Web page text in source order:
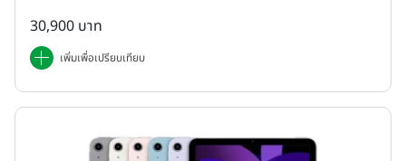
30,900 บาท
เพิ่มเพื่อเปรียบเทียบ